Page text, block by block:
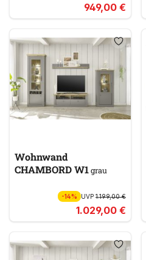
949,00 €
Wohnwand
CHAMBORD W1grau
-14% UVP 1.199,00 €
1.029,00 €